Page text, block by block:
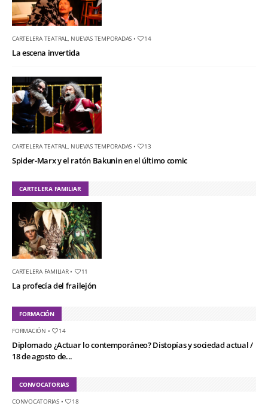
CARTELERA TEATRAL NUEVAS TEMPORADAS • 14
La escena invertida
CARTELERA TEATRAL NUEVAS TEMPORADAS • 13
Spider-Marx y el ratón Bakunin en el último comic
CARTELERA FAMILIAR
CARTELERA FAMILIAR• 11
La profecía del frailejón
FORMACIÓN
FORMACIÓN • 14
Diplomado ¿Actuar lo contemporáneo? Distopías y sociedad actual /
18 de agosto de...
CONVOCATORIAS
CONVOCATORIAS• 18